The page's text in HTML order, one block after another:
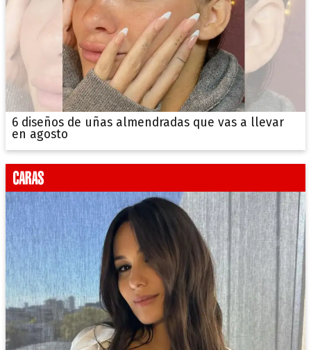
6 diseños de uñas almendradas que vas a llevar
en agosto